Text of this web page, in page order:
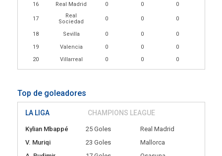
16
Real Madrid 0 0 0
17
Real
Sociedad
0 0 0
18 Sevilla 0 0
0
19
Valencia 0 0
0
20
Villarreal 0 0 0
Top de goleadores
LA LIGA CHAMPIONS LEAGUE
Kylian Mbappé 25 Goles
Real Madrid
V. Muriqi
23 Goles
Mallorca